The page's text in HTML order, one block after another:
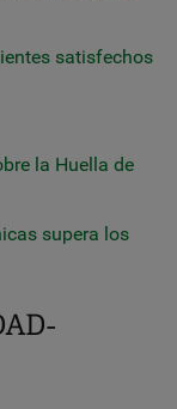
satisfechos
la Huella de
supera los